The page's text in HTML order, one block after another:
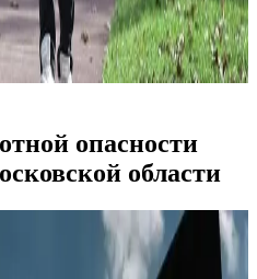
опасности
области